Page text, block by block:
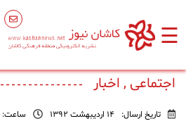
☰
اصلی
اجتماعی , اخبار
تاریخ ارسال: 14 اردیبهشت 1392 ساعت: